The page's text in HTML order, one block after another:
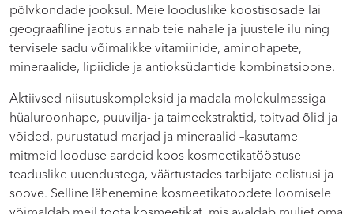
põlvkondade jooksul. Meie looduslike koostisosade lai
geograafiline jaotus annab teie nahale ja juustele ilu ning
tervisele sadu võimalikke vitamiinide, aminohapete,
mineraalide, lipiidide ja antioksüdantide kombinatsioone.
Aktiivsed niisutuskompleksid ja madala molekulmassiga
hüaluroonhape, puuvilja- ja taimeekstraktid, toitvad õlid ja
võided, purustatud marjad ja mineraalid –kasutame
mitmeid looduse aardeid koos kosmeetikatööstuse
teaduslike uuendustega, väärtustades tarbijate eelistusi ja
soove. Selline lähenemine kosmeetikatoodete loomisele